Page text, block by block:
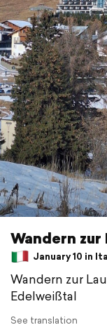
Wandern
January 10 in
Wandern zur
Edelweißtal
See translation